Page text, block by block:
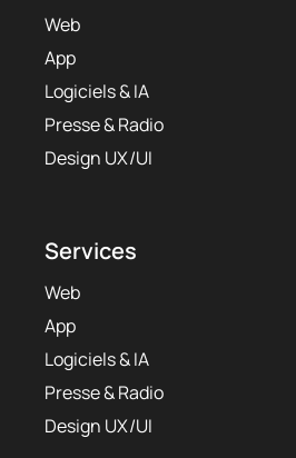
Web
App
Logiciels & IA
Presse & Radio
Design UX/UI
Services
Web
App
Logiciels & IA
Presse & Radio
Design UX/UI